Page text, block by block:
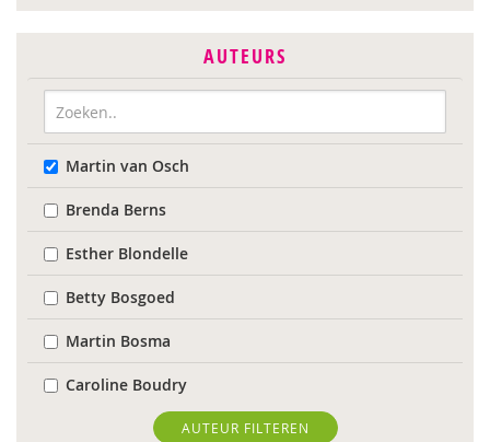
AUTEURS
Martin van Osch
Brenda Berns
Esther Blondelle
Betty Bosgoed
Martin Bosma
Caroline Boudry
Karin Brandt AUTEUR FILTEREN